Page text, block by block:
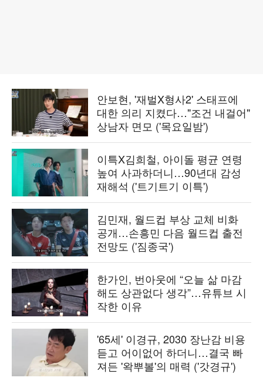
안보현, '재벌X형사2' 스태프에
대한 의리 지켰다…"조건 내걸어"
상남자 면모 ('목요일밤')
이특X김희철, 아이돌 평균 연령
높여 사과하더니…90년대 감성
재해석 ('트기트기 이특')
김민재, 월드컵 부상 교체 비화
공개…손흥민 다음 월드컵 출전
전망도 ('짐종국')
한가인, 번아웃에 “오늘 삶 마감
해도 상관없다 생각”…유튜브 시
작한 이유
'65세' 이경규, 2030 장난감 비용
듣고 어이없어 하더니…결국 빠
져든 '왁뿌볼'의 매력 ('갓경규')